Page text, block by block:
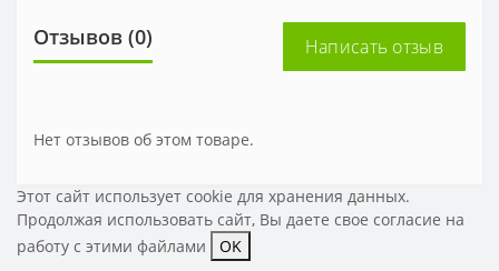
Отзывов (0) Написать отзыв
Нет отзывов об этом товаре.
Этот сайт использует cookie для хранения данных.
Продолжая использовать сайт, Вы даете свое согласие на
работу с этими файлами
OK